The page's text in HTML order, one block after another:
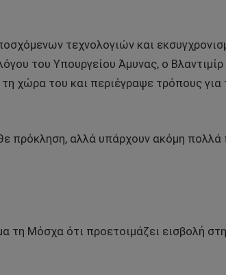
τεχνολογιών και
του Υπουργείου Άμυνας, ο Βλαντιμίρ
χώρα του και περιέγραψε τρόπους για
πρόκληση, αλλά υπάρχουν ακόμη πολλά
τη Μόσχα ότι προετοιμάζει εισβολή